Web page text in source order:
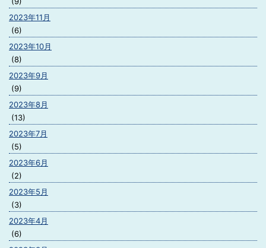
2023年11月
(6)
2023年10月
(8)
2023年9月
(9)
2023年8月
(13)
2023年7月
(5)
2023年6月
(2)
2023年5月
(3)
2023年4月
(6)